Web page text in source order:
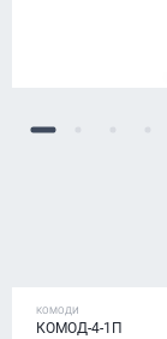
КОМОДИ
КОМОД-4-1П